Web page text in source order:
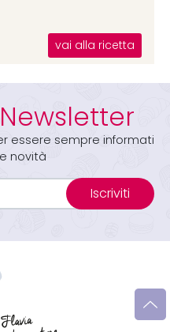
vai alla ricetta
essere sempre informati
novità
Iscriviti